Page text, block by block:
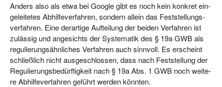
Anders also als etwa bei Goog­le gibt es noch kein kon­kret ein­
ge­lei­te­tes Abhil­fe­ver­fah­ren, son­dern allein das Fest­stel­lungs­
ver­fah­ren. Eine der­ar­ti­ge Auf­tei­lung der bei­den Ver­fah­ren ist
zuläs­sig und ange­sichts der Sys­te­ma­tik des § 19a GWB als
regu­lie­rungs­ähn­li­ches Ver­fah­ren auch sinn­voll. Es erscheint
schließ­lich nicht aus­ge­schlos­sen, dass nach Fest­stel­lung der
Regu­lie­rungs­be­dürf­tig­keit nach § 19a Abs. 1 GWB noch wei­te­
re Abhil­fe­ver­fah­ren geführt wer­den könnten.